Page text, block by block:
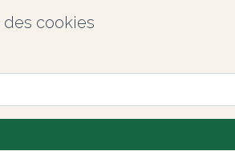
cookies